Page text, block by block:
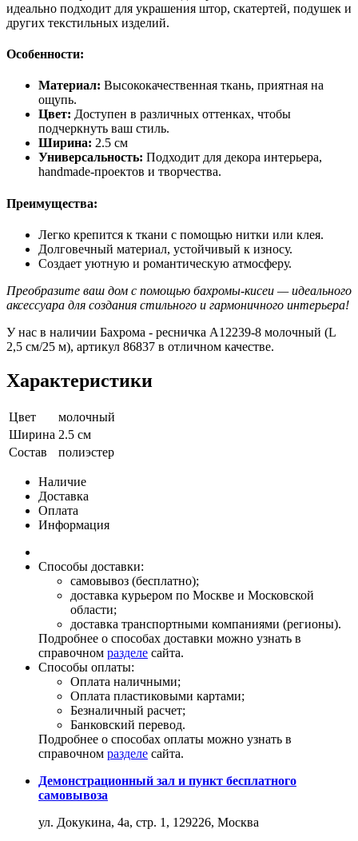
идеально подходит для украшения штор, скатертей, подушек и
других текстильных изделий.
Особенности:
Материал: Высококачественная ткань, приятная на
ощупь.
Цвет: Доступен в различных оттенках, чтобы
подчеркнуть ваш стиль.
Ширина: 2.5 см
Универсальность: Подходит для декора интерьера,
handmade-проектов и творчества.
Преимущества:
Легко крепится к ткани с помощью нитки или клея.
Долговечный материал, устойчивый к износу.
Создает уютную и романтическую атмосферу.
Преобразите ваш дом с помощью бахромы-кисеи — идеального
аксессуара для создания стильного и гармоничного интерьера!
У нас в наличии Бахрома - ресничка A12239-8 молочный (L
2,5 см/25 м), артикул 86837 в отличном качестве.
Характеристики
Цвет
молочный
Ширина 2.5 см
Состав
полиэстер
Наличие
Доставка
Оплата
Информация
Способы доставки:
самовывоз (бесплатно);
доставка курьером по Москве и Московской
области;
доставка транспортными компаниями (регионы).
Подробнее о способах доставки можно узнать в
справочном разделе сайта.
Способы оплаты:
Оплата наличными;
Оплата пластиковыми картами;
Безналичный расчет;
Банковский перевод.
Подробнее о способах оплаты можно узнать в
справочном разделе сайта.
Демонстрационный зал и пункт бесплатного
самовывоза
ул. Докукина, 4а, стр. 1, 129226, Москва